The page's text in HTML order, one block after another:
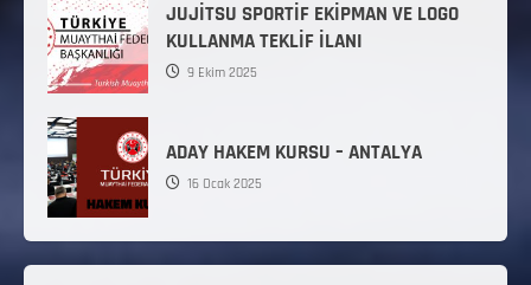
JUJİTSU SPORTİF EKİPMAN VE LOGO
KULLANMA TEKLİF İLANI
9 Ekim 2025
ADAY HAKEM KURSU – ANTALYA
16 Ocak 2025